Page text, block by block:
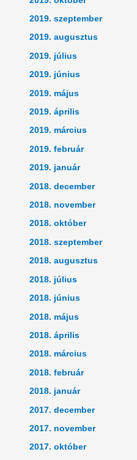
2019. szeptember
2019. augusztus
2019. július
2019. június
2019. május
2019. április
2019. március
2019. február
2019. január
2018. december
2018. november
2018. október
2018. szeptember
2018. augusztus
2018. július
2018. június
2018. május
2018. április
2018. március
2018. február
2018. január
2017. december
2017. november
2017. október